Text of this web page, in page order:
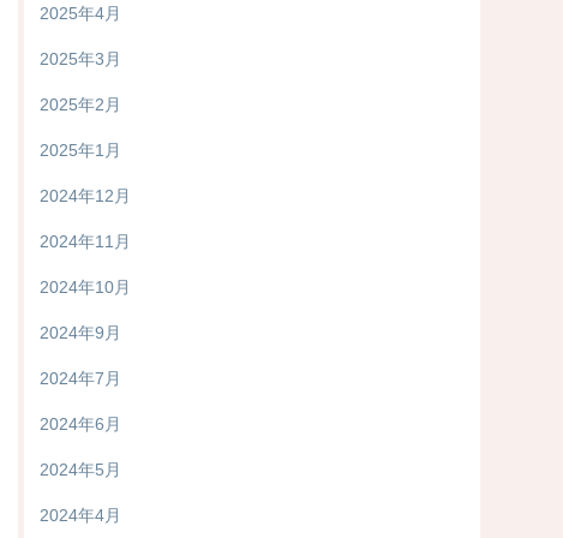
2025年4月
2025年3月
2025年2月
2025年1月
2024年12月
2024年11月
2024年10月
2024年9月
2024年7月
2024年6月
2024年5月
2024年4月